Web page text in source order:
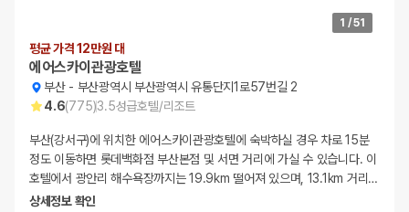
1 /51
평균 가격 12만원 대
에어스카이관광호텔
부산- 부산광역시 부산광역시 유통단지1로57번길 2
4.6(775)3.5성급호텔/리조트
부산(강서구)에 위치한 에어스카이관광호텔에 숙박하실 경우 차로 15분
정도 이동하면 롯데백화점 부산본점 및 서면 거리에 가실 수 있습니다. 이
호텔에서 광안리 해수욕장까지는 19.9km 떨어져 있으며, 13.1km 거리 …
상세정보 확인